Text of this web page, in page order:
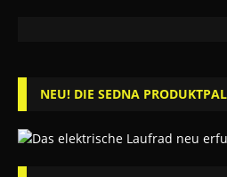
NEU! DIE SEDNA